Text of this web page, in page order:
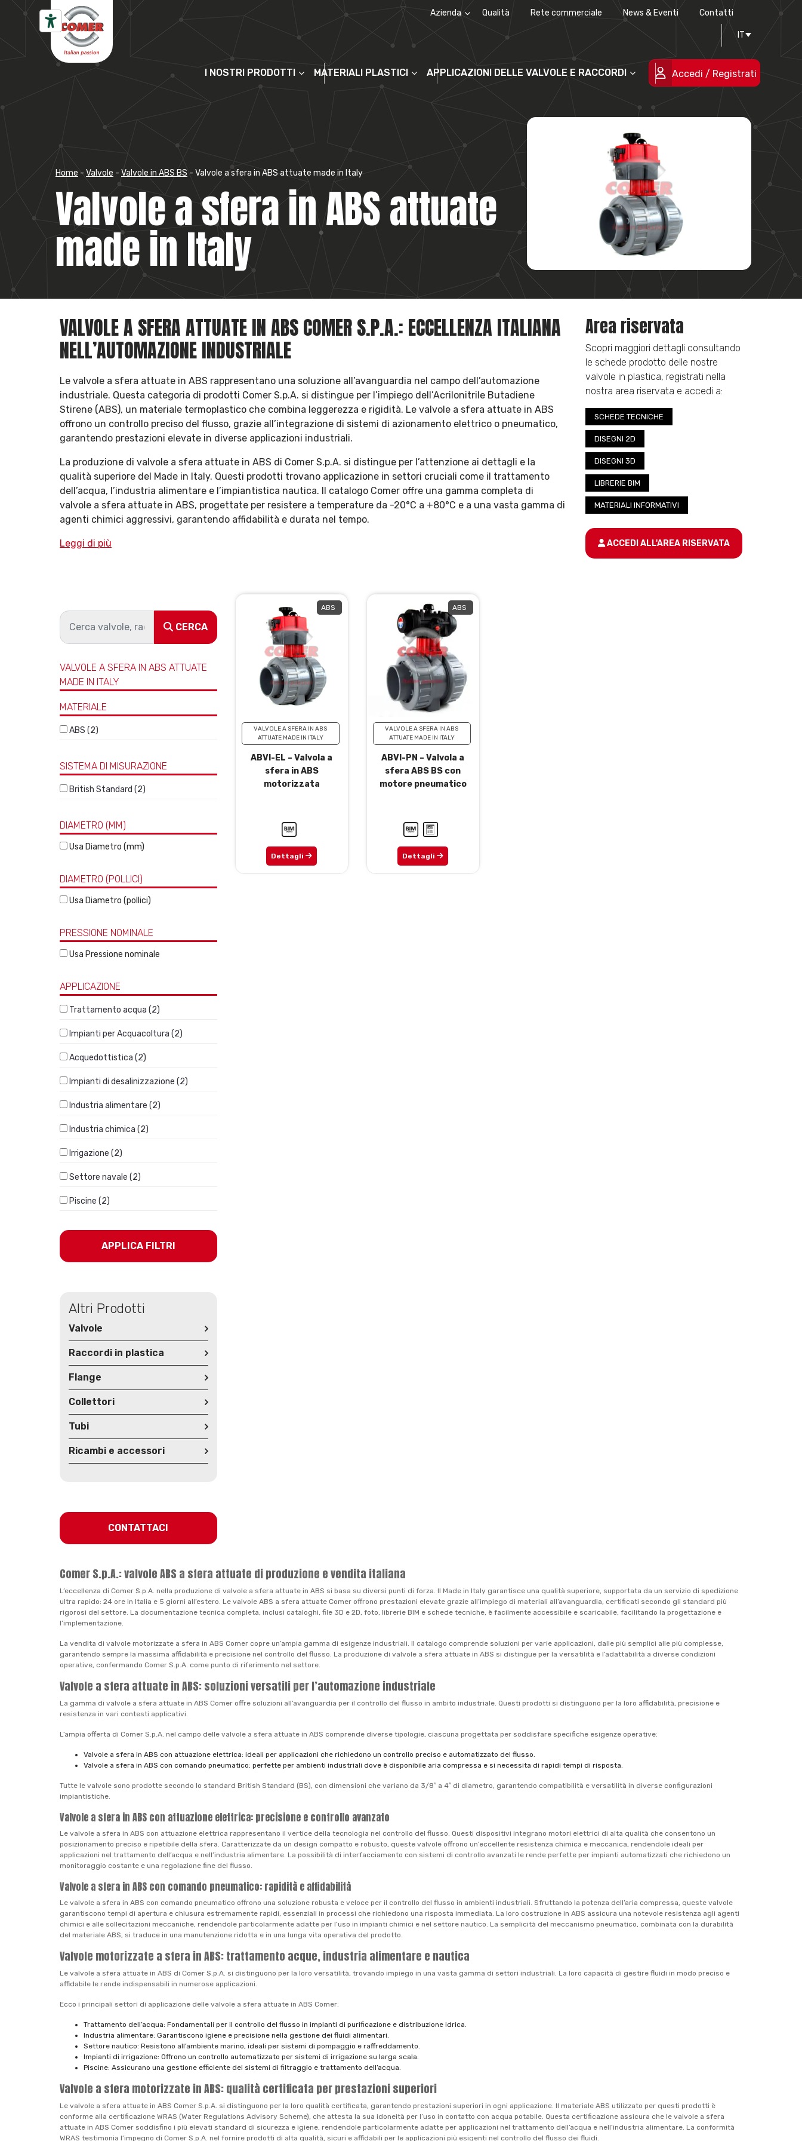
Vai al contenuto
Azienda
Chi siamo La storia Progettazione stampi Certificazioni di qualità
Progetti cofinanziati
Qualità Rete commerciale News & Eventi Contatti
IT
I NOSTRI PRODOTTI MATERIALI PLASTICI APPLICAZIONI DELLE VALVOLE E RACCORDI Accedi / Registrati
Home- Valvole - Valvole in ABS BS - Valvole a sfera in ABS attuate made in Italy
Valvole a sfera in ABS attuate
made in Italy
VALVOLE A SFERA ATTUATE IN ABS COMER S.P.A.: ECCELLENZA ITALIANA
NELL’AUTOMAZIONE INDUSTRIALE
Le valvole a sfera attuate in ABS rappresentano una soluzione all’avanguardia nel campo dell’automazione
industriale. Questa categoria di prodotti Comer S.p.A. si distingue per l’impiego dell’Acrilonitrile Butadiene
Stirene (ABS), un materiale termoplastico che combina leggerezza e rigidità. Le valvole a sfera attuate in ABS
offrono un controllo preciso del flusso, grazie all’integrazione di sistemi di azionamento elettrico o pneumatico,
garantendo prestazioni elevate in diverse applicazioni industriali.
La produzione di valvole a sfera attuate in ABS di Comer S.p.A. si distingue per l’attenzione ai dettagli e la
qualità superiore del Made in Italy. Questi prodotti trovano applicazione in settori cruciali come il trattamento
dell’acqua, l’industria alimentare e l’impiantistica nautica. Il catalogo Comer offre una gamma completa di
valvole a sfera attuate in ABS, progettate per resistere a temperature da -20°C a +80°C e a una vasta gamma di
agenti chimici aggressivi, garantendo affidabilità e durata nel tempo.
Leggi di più
Area riservata
Scopri maggiori dettagli consultando
le schede prodotto delle nostre
valvole in plastica, registrati nella
nostra area riservata e accedi a:
SCHEDE TECNICHE
DISEGNI 2D
DISEGNI 3D
LIBRERIE BIM
MATERIALI INFORMATIVI
ACCEDI ALL'AREA RISERVATA
CERCA
VALVOLE A SFERA IN ABS ATTUATE
MADE IN ITALY
MATERIALE
ABS (2)
SISTEMA DI MISURAZIONE
British Standard (2)
DIAMETRO (MM)
Usa Diametro (mm)
DIAMETRO (POLLICI)
Usa Diametro (pollici)
PRESSIONE NOMINALE
Usa Pressione nominale
APPLICAZIONE
Trattamento acqua (2)
Impianti per Acquacoltura (2)
Acquedottistica (2)
Impianti di desalinizzazione (2)
Industria alimentare (2)
Industria chimica (2)
Irrigazione (2)
Settore navale (2)
Piscine (2)
APPLICA FILTRI
Altri Prodotti
Valvole
Raccordi in plastica
Flange
Collettori
Tubi
Ricambi e accessori
CONTATTACI
ABS
VALVOLE A SFERA IN ABS
ATTUATE MADE IN ITALY
ABVI-EL – Valvola a
sfera in ABS
motorizzata
Dettagli
ABS
VALVOLE A SFERA IN ABS
ATTUATE MADE IN ITALY
ABVI-PN – Valvola a
sfera ABS BS con
motore pneumatico
Dettagli
Comer S.p.A.: valvole ABS a sfera attuate di produzione e vendita italiana
L’eccellenza di Comer S.p.A. nella produzione di valvole a sfera attuate in ABS si basa su diversi punti di forza. Il Made in Italy garantisce una qualità superiore, supportata da un servizio di spedizione
ultra rapido: 24 ore in Italia e 5 giorni all’estero. Le valvole ABS a sfera attuate Comer offrono prestazioni elevate grazie all’impiego di materiali all’avanguardia, certificati secondo gli standard più
rigorosi del settore. La documentazione tecnica completa, inclusi cataloghi, file 3D e 2D, foto, librerie BIM e schede tecniche, è facilmente accessibile e scaricabile, facilitando la progettazione e
l’implementazione.
La vendita di valvole motorizzate a sfera in ABS Comer copre un’ampia gamma di esigenze industriali. Il catalogo comprende soluzioni per varie applicazioni, dalle più semplici alle più complesse,
garantendo sempre la massima affidabilità e precisione nel controllo del flusso. La produzione di valvole a sfera attuate in ABS si distingue per la versatilità e l’adattabilità a diverse condizioni
operative, confermando Comer S.p.A. come punto di riferimento nel settore.
Valvole a sfera attuate in ABS: soluzioni versatili per l’automazione industriale
La gamma di valvole a sfera attuate in ABS Comer offre soluzioni all’avanguardia per il controllo del flusso in ambito industriale. Questi prodotti si distinguono per la loro affidabilità, precisione e
resistenza in vari contesti applicativi.
L’ampia offerta di Comer S.p.A. nel campo delle valvole a sfera attuate in ABS comprende diverse tipologie, ciascuna progettata per soddisfare specifiche esigenze operative:
Valvole a sfera in ABS con attuazione elettrica: ideali per applicazioni che richiedono un controllo preciso e automatizzato del flusso.
Valvole a sfera in ABS con comando pneumatico: perfette per ambienti industriali dove è disponibile aria compressa e si necessita di rapidi tempi di risposta.
Tutte le valvole sono prodotte secondo lo standard British Standard (BS), con dimensioni che variano da 3/8″ a 4″ di diametro, garantendo compatibilità e versatilità in diverse configurazioni
impiantistiche.
Valvole a sfera in ABS con attuazione elettrica: precisione e controllo avanzato
Le valvole a sfera in ABS con attuazione elettrica rappresentano il vertice della tecnologia nel controllo del flusso. Questi dispositivi integrano motori elettrici di alta qualità che consentono un
posizionamento preciso e ripetibile della sfera. Caratterizzate da un design compatto e robusto, queste valvole offrono un’eccellente resistenza chimica e meccanica, rendendole ideali per
applicazioni nel trattamento dell’acqua e nell’industria alimentare. La possibilità di interfacciamento con sistemi di controllo avanzati le rende perfette per impianti automatizzati che richiedono un
monitoraggio costante e una regolazione fine del flusso.
Valvole a sfera in ABS con comando pneumatico: rapidità e affidabilità
Le valvole a sfera in ABS con comando pneumatico offrono una soluzione robusta e veloce per il controllo del flusso in ambienti industriali. Sfruttando la potenza dell’aria compressa, queste valvole
garantiscono tempi di apertura e chiusura estremamente rapidi, essenziali in processi che richiedono una risposta immediata. La loro costruzione in ABS assicura una notevole resistenza agli agenti
chimici e alle sollecitazioni meccaniche, rendendole particolarmente adatte per l’uso in impianti chimici e nel settore nautico. La semplicità del meccanismo pneumatico, combinata con la durabilità
del materiale ABS, si traduce in una manutenzione ridotta e in una lunga vita operativa del prodotto.
Valvole motorizzate a sfera in ABS: trattamento acque, industria alimentare e nautica
Le valvole a sfera attuate in ABS di Comer S.p.A. si distinguono per la loro versatilità, trovando impiego in una vasta gamma di settori industriali. La loro capacità di gestire fluidi in modo preciso e
affidabile le rende indispensabili in numerose applicazioni.
Ecco i principali settori di applicazione delle valvole a sfera attuate in ABS Comer:
Trattamento dell’acqua: Fondamentali per il controllo del flusso in impianti di purificazione e distribuzione idrica.
Industria alimentare: Garantiscono igiene e precisione nella gestione dei fluidi alimentari.
Settore nautico: Resistono all’ambiente marino, ideali per sistemi di pompaggio e raffreddamento.
Impianti di irrigazione: Offrono un controllo automatizzato per sistemi di irrigazione su larga scala.
Piscine: Assicurano una gestione efficiente dei sistemi di filtraggio e trattamento dell’acqua.
Valvole a sfera motorizzate in ABS: qualità certificata per prestazioni superiori
Le valvole a sfera attuate in ABS Comer S.p.A. si distinguono per la loro qualità certificata, garantendo prestazioni superiori in ogni applicazione. Il materiale ABS utilizzato per questi prodotti è
conforme alla certificazione WRAS (Water Regulations Advisory Scheme), che attesta la sua idoneità per l’uso in contatto con acqua potabile. Questa certificazione assicura che le valvole a sfera
attuate in ABS Comer soddisfino i più elevati standard di sicurezza e igiene, rendendole particolarmente adatte per applicazioni nel trattamento dell’acqua e nell’industria alimentare. La conformità
WRAS testimonia l’impegno di Comer S.p.A. nel fornire prodotti di alta qualità, sicuri e affidabili per le applicazioni più esigenti nel controllo del flusso dei fluidi.